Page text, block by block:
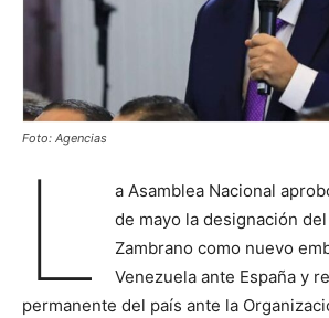
Foto: Agencias
L
a Asamblea Nacional
de mayo la designación
Zambrano como nuevo
Venezuela ante España y
permanente del país ante la